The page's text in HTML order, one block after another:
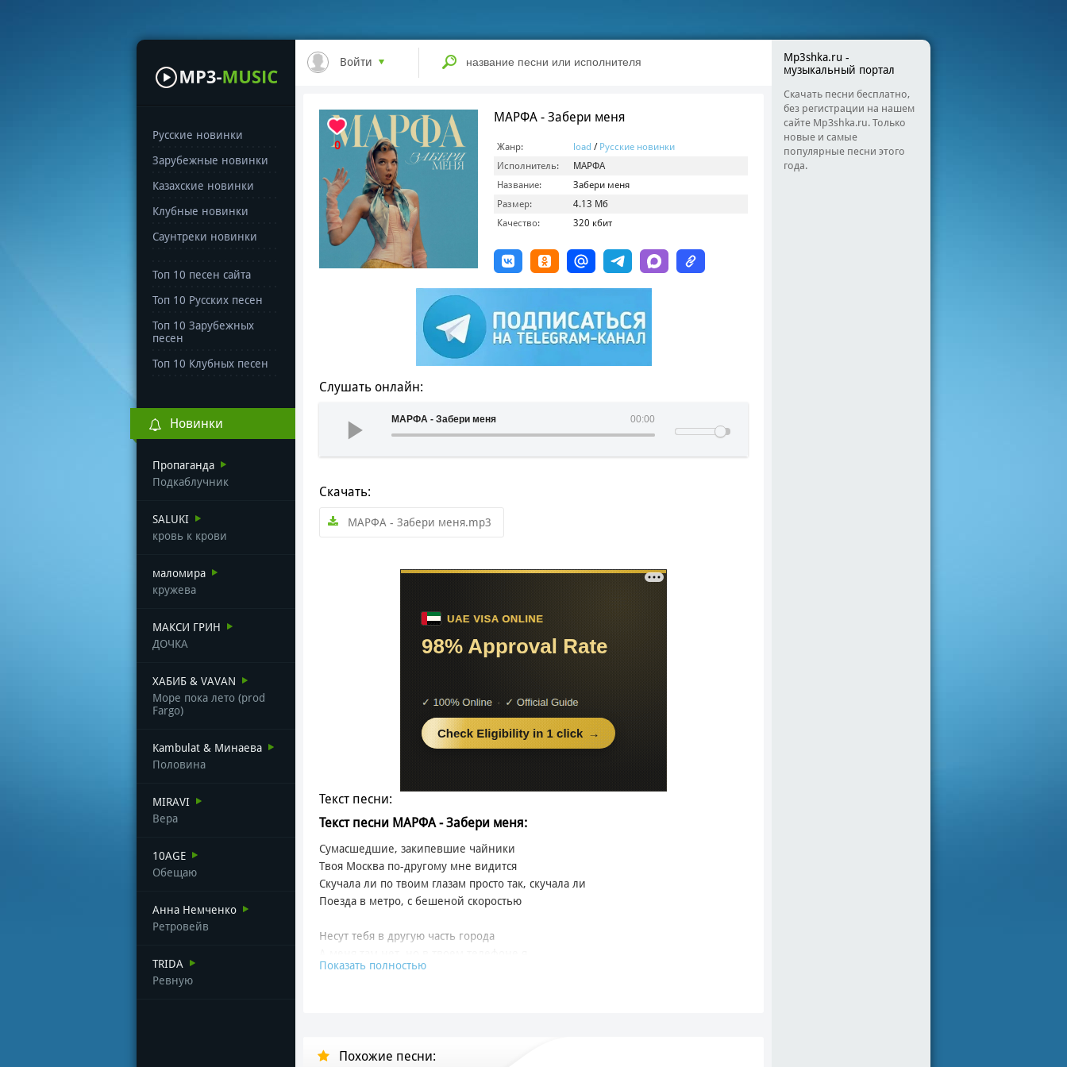
Русские новинки
Зарубежные новинки
Казахские новинки
Клубные новинки
Саунтреки новинки
Топ 10 песен сайта
Топ 10 Русских песен
Топ 10 Зарубежных
песен
Топ 10 Клубных песен
Новинки
Пропаганда
Подкаблучник
SALUKI
кровь к крови
маломира
кружева
МАКСИ ГРИН
ДОЧКА
ХАБИБ & VAVAN
Море пока лето (prod
Fargo)
Kambulat & Минаева
Половина
MIRAVI
Вера
10AGE
Обещаю
Анна Немченко
Ретровейв
TRIDA
Ревную
Войти
0
МАРФА - Забери меня
Жанр: load / Русские новинки
Исполнитель:
МАРФА
Название:
Забери меня
Размер:
4.13 Мб
Качество:
320 кбит
Слушать онлайн:
00:00
МАРФА - Забери меня
Скачать:
МАРФА - Забери меня.mp3
Текст песни:
Текст песни МАРФА - Забери меня:
Сумасшедшие, закипевшие чайники
Твоя Москва по-другому мне видится
Скучала ли по твоим глазам просто так, скучала ли
Поезда в метро, с бешеной скоростью
Несут тебя в другую часть города
Всегда онлайн, и чтобы там ни было
Забери меня, мир такой удивительный
Показать полностью
Похожие песни:
Mp3shka.ru -
музыкальный портал
Скачать песни бесплатно,
без регистрации на нашем
сайте Mp3shka.ru. Только
новые и самые
популярные песни этого
года.